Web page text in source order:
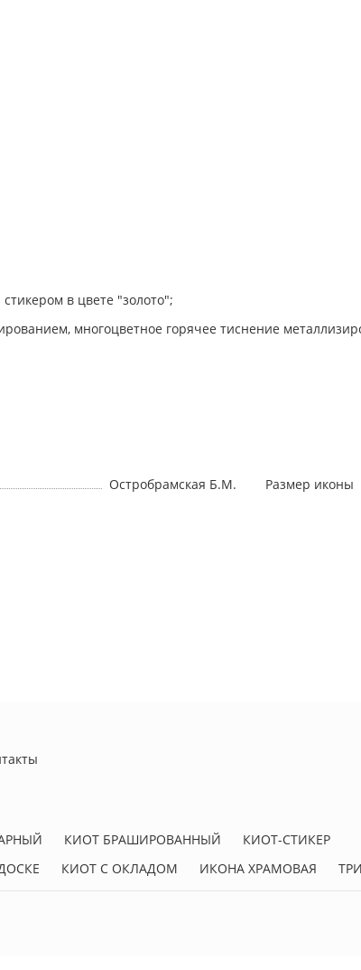
в цвете "золото";
многоцветное горячее тиснение
Остробрамская Б.М. Размер иконы
КИОТ БРАШИРОВАННЫЙ
КИОТ-СТИКЕР
КИОТ С ОКЛАДОМ ИКОНА ХРАМОВАЯ